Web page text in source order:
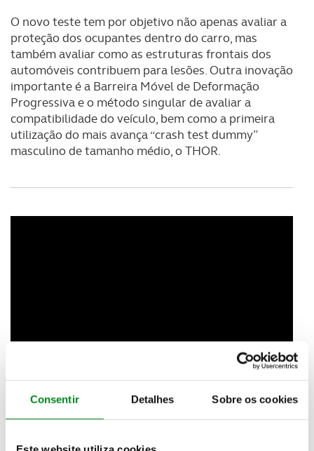
Consentir Detalhes Sobre os cookies
O novo teste tem por objetivo não apenas avaliar a
proteção dos ocupantes dentro do carro, mas
também avaliar como as estruturas frontais dos
automóveis contribuem para lesões. Outra inovação
importante é a Barreira Móvel de Deformação
Progressiva e o método singular de avaliar a
compatibilidade do veículo, bem como a primeira
utilização do mais avança “crash test dummy”
masculino de tamanho médio, o THOR.
Outra área a sofrer alterações tem a ver com os